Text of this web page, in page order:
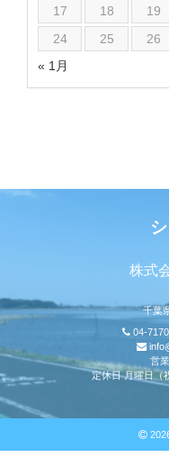
« 1月
17
18 19
24
25 26
株式
千葉
04-
営
定休日 月曜日（